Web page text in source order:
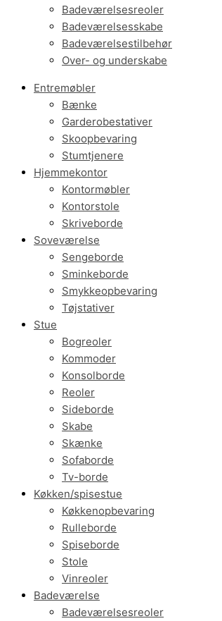
Badeværelsesreoler
Badeværelsesskabe
Badeværelsestilbehør
Over- og underskabe
Entremøbler
Bænke
Garderobestativer
Skoopbevaring
Stumtjenere
Hjemmekontor
Kontormøbler
Kontorstole
Skriveborde
Soveværelse
Sengeborde
Sminkeborde
Smykkeopbevaring
Tøjstativer
Stue
Bogreoler
Kommoder
Konsolborde
Reoler
Sideborde
Skabe
Skænke
Sofaborde
Tv-borde
Køkken/spisestue
Køkkenopbevaring
Rulleborde
Spiseborde
Stole
Vinreoler
Badeværelse
Badeværelsesreoler